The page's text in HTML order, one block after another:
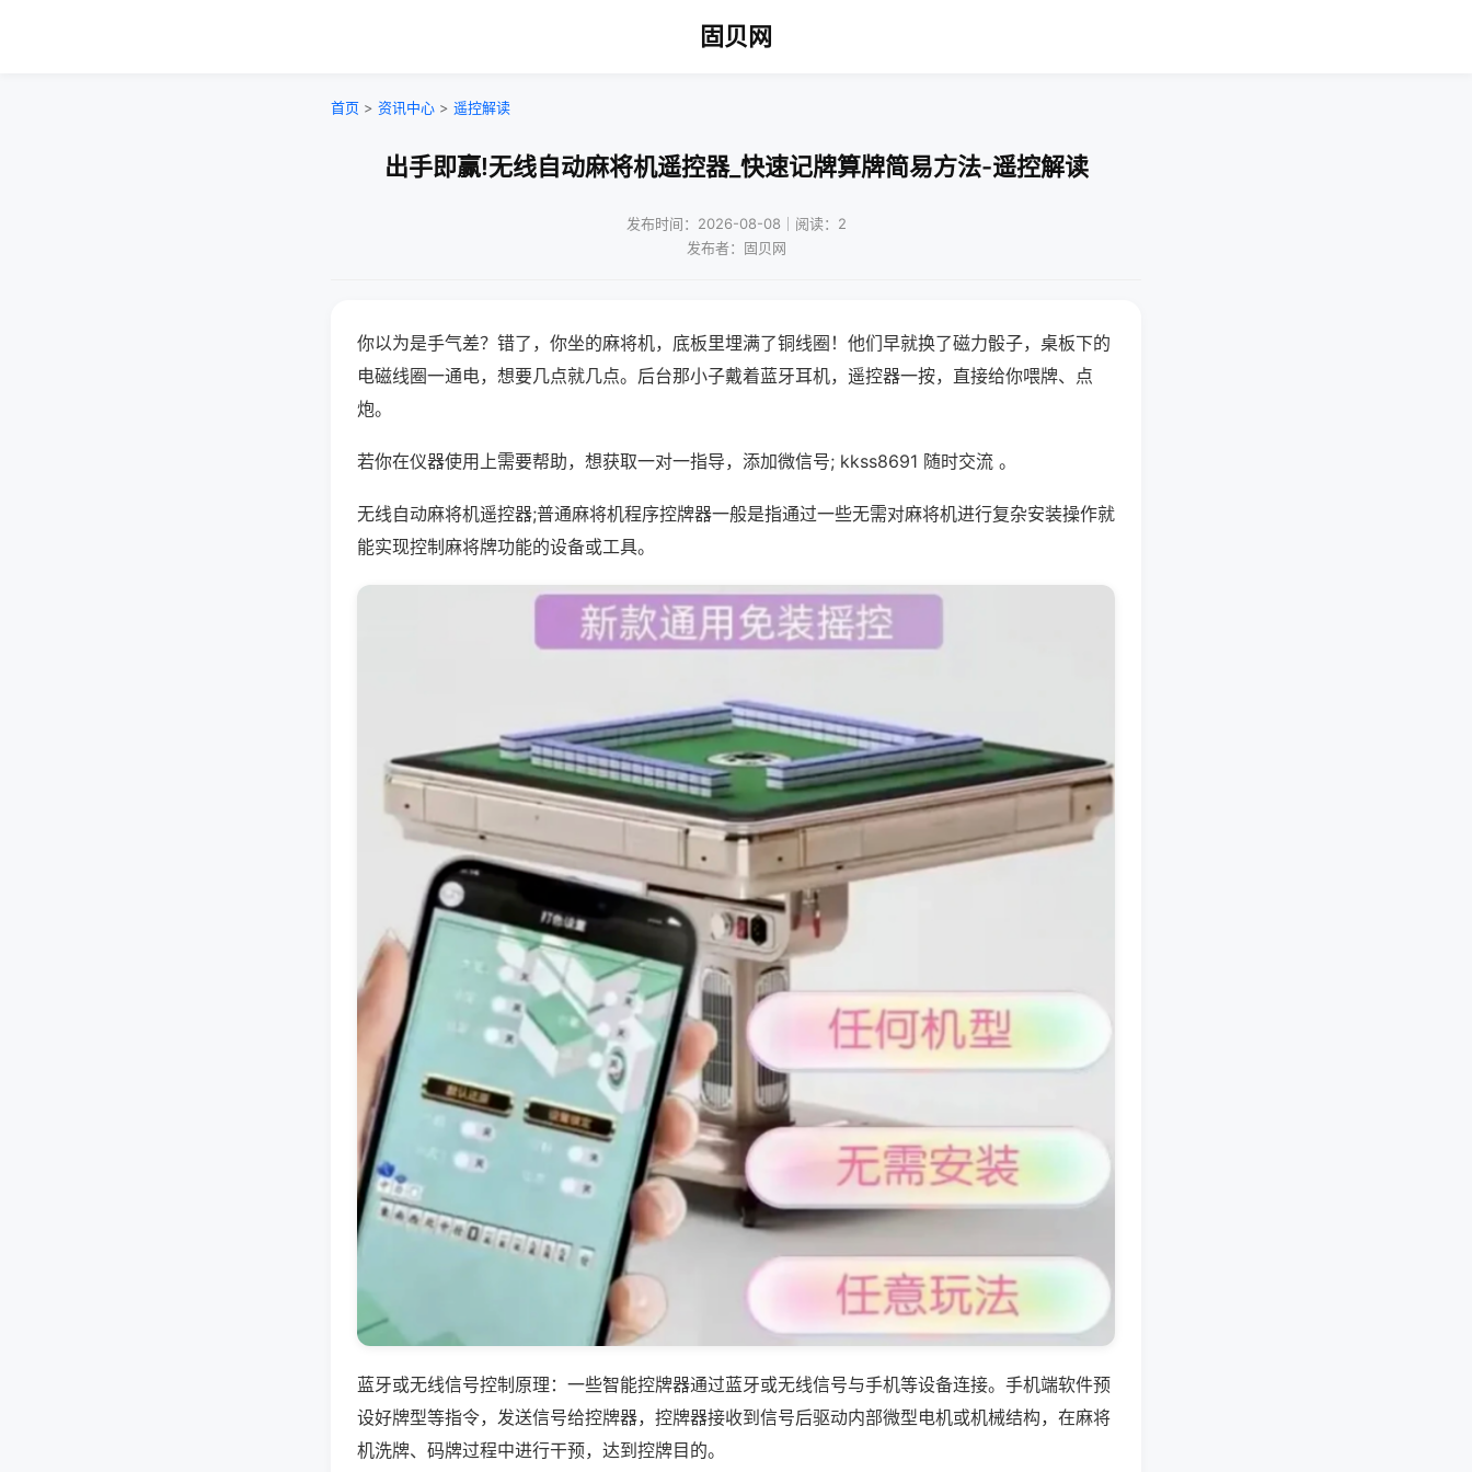
固贝网
首页 > 资讯中心 > 遥控解读
出手即赢!无线自动麻将机遥控器_快速记牌算牌简易方法-遥控解读
发布时间：2026-08-08｜阅读：2
发布者：固贝网
你以为是手气差？错了，你坐的麻将机，底板里埋满了铜线圈！他们早就换了磁力骰子，桌板下的
电磁线圈一通电，想要几点就几点。后台那小子戴着蓝牙耳机，遥控器一按，直接给你喂牌、点
炮。
若你在仪器使用上需要帮助，想获取一对一指导，添加微信号; kkss8691 随时交流 。
无线自动麻将机遥控器;普通麻将机程序控牌器一般是指通过一些无需对麻将机进行复杂安装操作就
能实现控制麻将牌功能的设备或工具。
蓝牙或无线信号控制原理：一些智能控牌器通过蓝牙或无线信号与手机等设备连接。手机端软件预
设好牌型等指令，发送信号给控牌器，控牌器接收到信号后驱动内部微型电机或机械结构，在麻将
机洗牌、码牌过程中进行干预，达到控牌目的。